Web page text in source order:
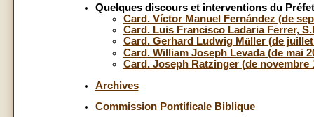
Quelques discours et interventions du
Card. Víctor Manuel Fernández (de
Card. Luis Francisco Ladaria Ferrer,
Card. Gerhard Ludwig Müller (de juillet
Card. William Joseph Levada (de mai
Card. Joseph Ratzinger (de novembre
Archives
Commission Pontificale Biblique